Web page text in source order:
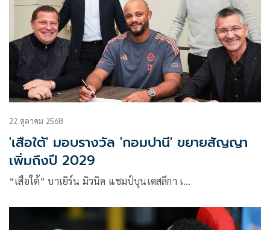
22 ตุลาคม 2568
'เสือใต้' มอบรางวัล 'กอมปานี' ขยายสัญญา
เพิ่มถึงปี 2029
“เสือใต้” บาเยิร์น มิวนิค แชมป์บุนเดสลีกา เ…